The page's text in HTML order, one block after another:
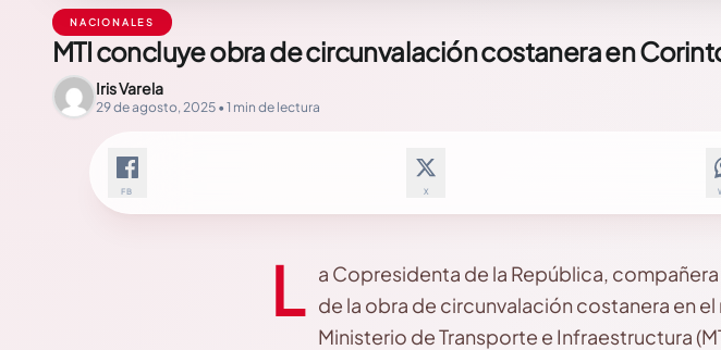
NACIONALES
MTI concluye obra de circunvalación costanera en
Iris Varela
29 de agosto, 2025 • 1 min de lectura
FB X
L a Copresidenta de la República,
de la obra de circunvalación costanera en
Ministerio de Transporte e Infraestructura